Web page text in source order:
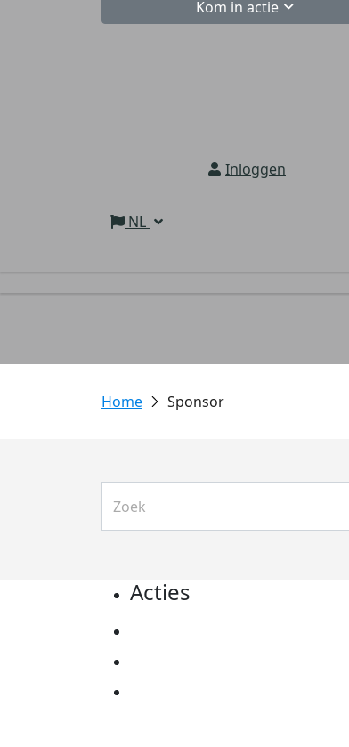
Kom in actie
Inloggen
NL
Sponsor
Acties